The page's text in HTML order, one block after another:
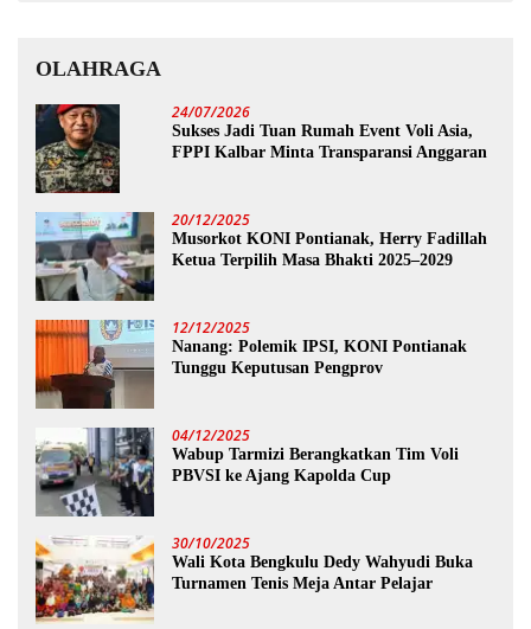
OLAHRAGA
24/07/2026
Sukses Jadi Tuan Rumah Event Voli Asia,
FPPI Kalbar Minta Transparansi Anggaran
20/12/2025
Musorkot KONI Pontianak, Herry Fadillah
Ketua Terpilih Masa Bhakti 2025–2029
12/12/2025
Nanang: Polemik IPSI, KONI Pontianak
Tunggu Keputusan Pengprov
04/12/2025
Wabup Tarmizi Berangkatkan Tim Voli
PBVSI ke Ajang Kapolda Cup
30/10/2025
Wali Kota Bengkulu Dedy Wahyudi Buka
Turnamen Tenis Meja Antar Pelajar